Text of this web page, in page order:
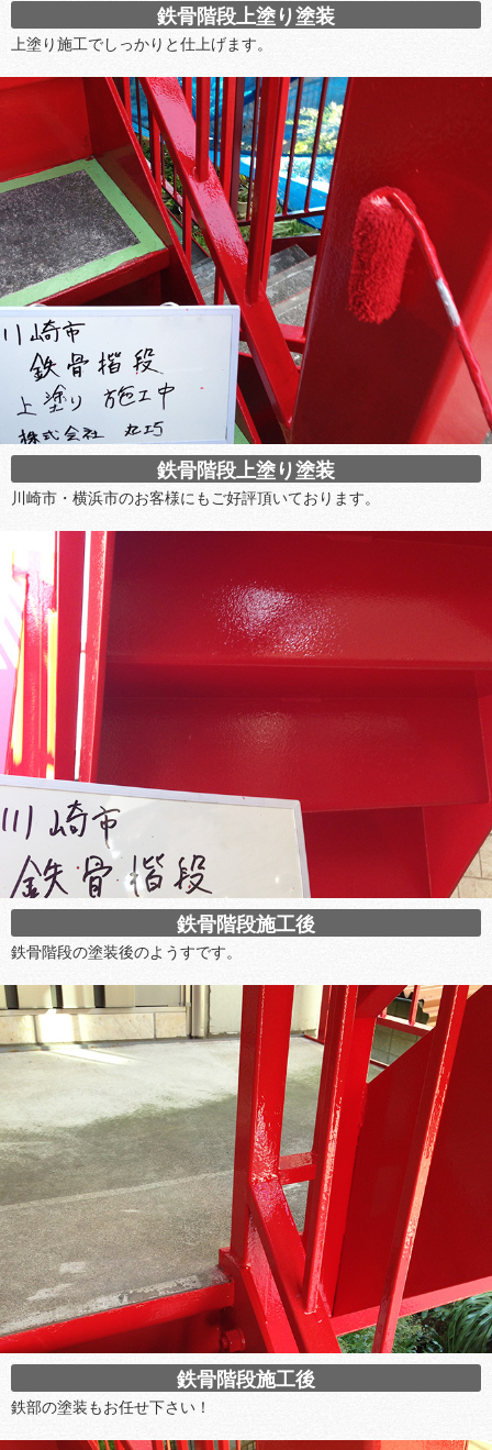
鉄骨階段上塗り塗装
上塗り施工でしっかりと仕上げます。
鉄骨階段上塗り塗装
川崎市・横浜市のお客様にもご好評頂いております。
鉄骨階段施工後
鉄骨階段の塗装後のようすです。
鉄骨階段施工後
鉄部の塗装もお任せ下さい！